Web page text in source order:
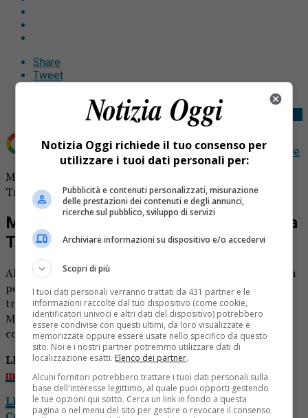
Share
Tweet
Aggiungi Notizia Oggi.it come Fonte preferita su Google
Muore travolto dal treno: dramma sulla Torino-Savona.
Tragedia nella mattina di oggi, giovedì 24 settembre.
Muore travolto dal treno: dramma sulla
Torino-Savona
All’arrivo dei soccorsi non c’era già più nulla da fare per la
persona che nella mattina di oggi è stata investita da un
treno sulla Torino-Savona nel tratto tra Magliano e
Mondovì. Il traffico ferroviario è stato interrotto per
consentire le operezioni di salvataggio.
LEGGI ANCHE Suicida sotto il treno: è un 45enne
milanese
LEGGI NOTIZIA OGGI DA CASA: IL TUO GIORNALE
Notizia Oggi richiede il tuo consenso per
utilizzare i tuoi dati personali per:
Pubblicità e contenuti personalizzati, misurazione
delle prestazioni dei contenuti e degli annunci,
ricerche sul pubblico, sviluppo di servizi
Archiviare informazioni su dispositivo e/o accedervi
Scopri di più
I tuoi dati personali verranno trattati da 431 partner e le
informazioni raccolte dal tuo dispositivo (come cookie,
identificatori univoci e altri dati del dispositivo) potrebbero
essere condivise con questi ultimi, da loro visualizzate e
memorizzate oppure essere usate nello specifico da questo
sito. Noi e i nostri partner potremmo utilizzare dati di
localizzazione esatti. Elenco dei partner.
Alcuni fornitori potrebbero trattare i tuoi dati personali sulla
base dell'interesse legittimo, al quale puoi opporti gestendo
le tue opzioni qui sotto. Cerca un link in fondo a questa
pagina o nel menu del sito per gestire o revocare il consenso